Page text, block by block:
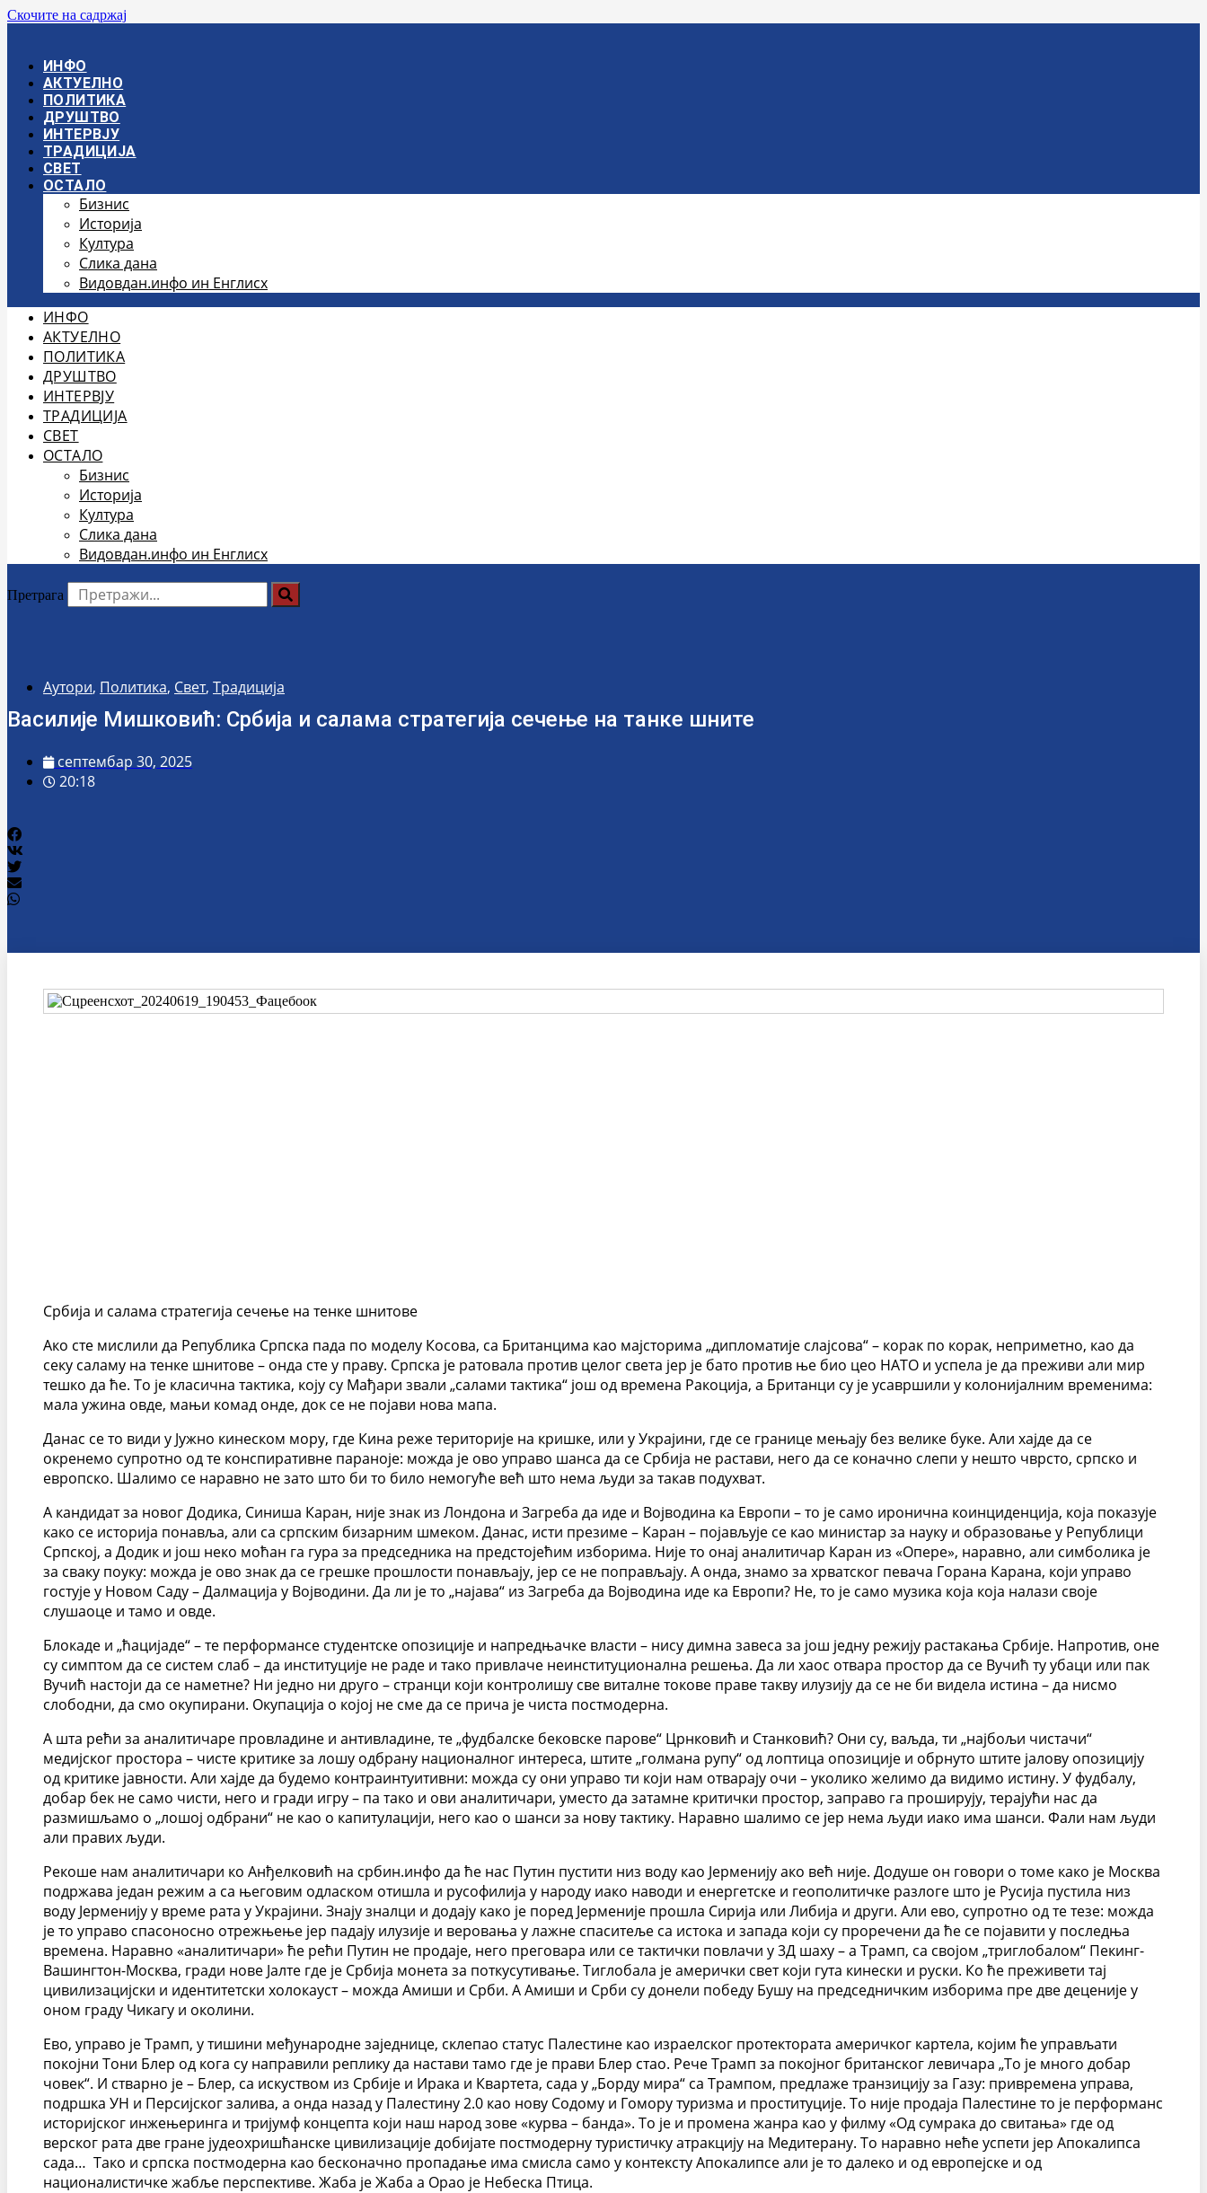
Скочите на садржај
ИНФО
АКТУЕЛНО
ПОЛИТИКА
ДРУШТВО
ИНТЕРВЈУ
ТРАДИЦИЈА
СВЕТ
ОСТАЛО
Бизнис
Историја
Култура
Слика дана
Видовдан.инфо ин Енглисх
ИНФО
АКТУЕЛНО
ПОЛИТИКА
ДРУШТВО
ИНТЕРВЈУ
ТРАДИЦИЈА
СВЕТ
ОСТАЛО
Бизнис
Историја
Култура
Слика дана
Видовдан.инфо ин Енглисх
Претрага
Аутори, Политика, Свет, Традиција
Василије Мишковић: Србија и салама стратегија сечење на танке шните
септембар 30, 2025
20:18
Србија и салама стратегија сечење на тенке шнитове
Ако сте мислили да Република Српска пада по моделу Косова, са Британцима као мајсторима „дипломатије слајсова“ – корак по корак, неприметно, као да
секу саламу на тенке шнитове – онда сте у праву. Српска је ратовала против целог света јер је бато против ње био цео НАТО и успела је да преживи али мир
тешко да ће. То је класична тактика, коју су Мађари звали „салами тактика“ још од времена Ракоција, а Британци су је усавршили у колонијалним временима:
мала ужина овде, мањи комад онде, док се не појави нова мапа.
Данас се то види у Јужно кинеском мору, где Кина реже територије на кришке, или у Украјини, где се границе мењају без велике буке. Али хајде да се
окренемо супротно од те конспиративне параноје: можда је ово управо шанса да се Србија не растави, него да се коначно слепи у нешто чврсто, српско и
европско. Шалимо се наравно не зато што би то било немогуће већ што нема људи за такав подухват.
А кандидат за новог Додика, Синиша Каран, није знак из Лондона и Загреба да иде и Војводина ка Европи – то је само иронична коинциденција, која показује
како се историја понавља, али са српским бизарним шмеком. Данас, исти презиме – Каран – појављује се као министар за науку и образовање у Републици
Српској, а Додик и још неко моћан га гура за председника на предстојећим изборима. Није то онај аналитичар Каран из «Опере», наравно, али симболика је
за сваку поуку: можда је ово знак да се грешке прошлости понављају, јер се не поправљају. А онда, знамо за хрватског певача Горана Карана, који управо
гостује у Новом Саду – Далмација у Војводини. Да ли је то „најава“ из Загреба да Војводина иде ка Европи? Не, то је само музика која која налази своје
слушаоце и тамо и овде.
Блокаде и „ћацијаде“ – те перформансе студентске опозиције и напредњачке власти – нису димна завеса за још једну режију растакања Србије. Напротив, оне
су симптом да се систем слаб – да институције не раде и тако привлаче неинституционална решења. Да ли хаос отвара простор да се Вучић ту убаци или пак
Вучић настоји да се наметне? Ни једно ни друго – странци који контролишу све виталне токове праве такву илузију да се не би видела истина – да нисмо
слободни, да смо окупирани. Окупација о којој не сме да се прича је чиста постмодерна.
А шта рећи за аналитичаре провладине и антивладине, те „фудбалске бековске парове“ Црнковић и Станковић? Они су, ваљда, ти „најбољи чистачи“
медијског простора – чисте критике за лошу одбрану националног интереса, штите „голмана рупу“ од лоптица опозиције и обрнуто штите јалову опозицију
од критике јавности. Али хајде да будемо контраинтуитивни: можда су они управо ти који нам отварају очи – уколико желимо да видимо истину. У фудбалу,
добар бек не само чисти, него и гради игру – па тако и ови аналитичари, уместо да затамне критички простор, заправо га проширују, терајући нас да
размишљамо о „лошој одбрани“ не као о капитулацији, него као о шанси за нову тактику. Наравно шалимо се јер нема људи иако има шанси. Фали нам људи
али правих људи.
Рекоше нам аналитичари ко Анђелковић на србин.инфо да ће нас Путин пустити низ воду као Јерменију ако већ није. Додуше он говори о томе како је Москва
подржава један режим а са његовим одласком отишла и русофилија у народу иако наводи и енергетске и геополитичке разлоге што је Русија пустила низ
воду Јерменију у време рата у Украјини. Знају зналци и додају како је поред Јерменије прошла Сирија или Либија и други. Али ево, супротно од те тезе: можда
је то управо спасоносно отрежњење јер падају илузије и веровања у лажне спаситеље са истока и запада који су проречени да ће се појавити у последња
времена. Наравно «аналитичари» ће рећи Путин не продаје, него преговара или се тактички повлачи у 3Д шаху – а Трамп, са својом „триглобалом“ Пекинг-
Вашингтон-Москва, гради нове Јалте где је Србија монета за поткусутивање. Тиглобала је амерички свет који гута кинески и руски. Ко ће преживети тај
цивилизацијски и идентитетски холокауст – можда Амиши и Срби. А Амиши и Срби су донели победу Бушу на председничким изборима пре две деценије у
оном граду Чикагу и околини.
Ево, управо је Трамп, у тишини међународне заједнице, склепао статус Палестине као израелског протектората америчког картела, којим ће управљати
покојни Тони Блер од кога су направили реплику да настави тамо где је прави Блер стао. Рече Трамп за покојног британског левичара „То је много добар
човек“. И стварно је – Блер, са искуством из Србије и Ирака и Квартета, сада у „Борду мира“ са Трампом, предлаже транзицију за Газу: привремена управа,
подршка УН и Персијског залива, а онда назад у Палестину 2.0 као нову Содому и Гомору туризма и проституције. То није продаја Палестине то је перформанс
историјског инжењеринга и тријумф концепта који наш народ зове «курва – банда». То је и промена жанра као у филму «Од сумрака до свитања» где од
верског рата две гране јудеохришћанске цивилизације добијате постмодерну туристичку атракцију на Медитерану. То наравно неће успети јер Апокалипса
сада… Тако и српска постмодерна као бесконачно пропадање има смисла само у контексту Апокалипсе али је то далеко и од европејске и од
националистичке жабље перспективе. Жаба је Жаба а Орао је Небеска Птица.